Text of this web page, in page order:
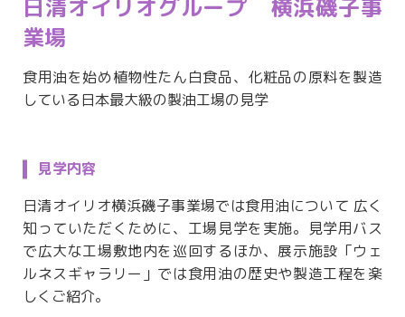
日清オイリオグループ 横浜磯子事
業場
食用油を始め植物性たん白食品、化粧品の原料を製造
している日本最大級の製油工場の見学
見学内容
日清オイリオ横浜磯子事業場では食用油について 広く
知っていただくために、工場見学を実施。見学用バス
で広大な工場敷地内を巡回するほか、展示施設「ウェ
ルネスギャラリー」では食用油の歴史や製造工程を楽
しくご紹介。